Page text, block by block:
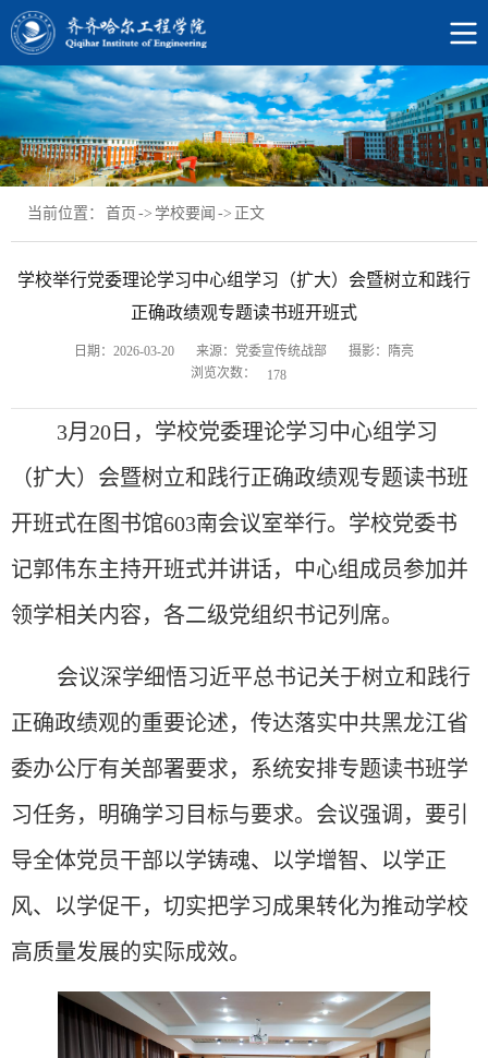
当前位置： 首页 -> 学校要闻 -> 正文
学校举行党委理论学习中心组学习（扩大）会暨树立和践行
正确政绩观专题读书班开班式
日期：2026-03-20 来源：党委宣传统战部
摄影：隋亮
浏览次数：
178
3月20日，学校党委理论学习中心组学习
（扩大）会暨树立和践行正确政绩观专题读书班
开班式在图书馆603南会议室举行。学校党委书
记郭伟东主持开班式并讲话，中心组成员参加并
领学相关内容，各二级党组织书记列席。
会议深学细悟习近平总书记关于树立和践行
正确政绩观的重要论述，传达落实中共黑龙江省
委办公厅有关部署要求，系统安排专题读书班学
习任务，明确学习目标与要求。会议强调，要引
导全体党员干部以学铸魂、以学增智、以学正
风、以学促干，切实把学习成果转化为推动学校
高质量发展的实际成效。